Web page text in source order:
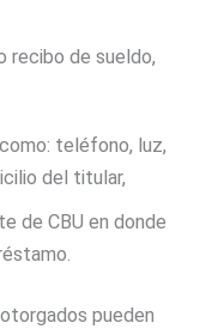
recibo de sueldo,
teléfono, luz,
del titular,
de CBU en donde
pueden